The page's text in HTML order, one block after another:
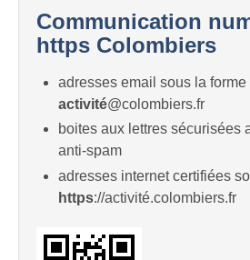
Communication
https Colombiers
adresses email sous la forme
activité@colombiers.fr
boites aux lettres sécurisées
anti-spam
adresses internet certifiées
https://activité.colombiers.fr